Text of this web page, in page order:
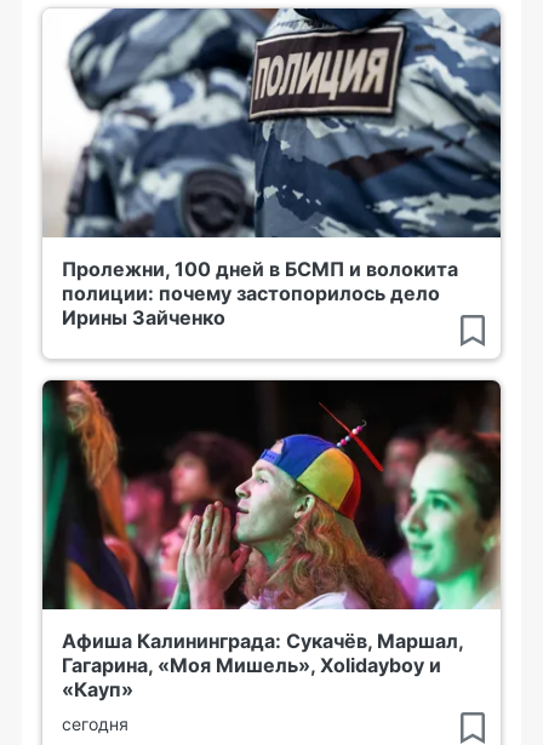
Пролежни, 100 дней в БСМП и волокита
полиции: почему застопорилось дело
Ирины Зайченко
Афиша Калининграда: Сукачёв, Маршал,
Гагарина, «Моя Мишель», Xolidayboy и
«Кауп»
сегодня